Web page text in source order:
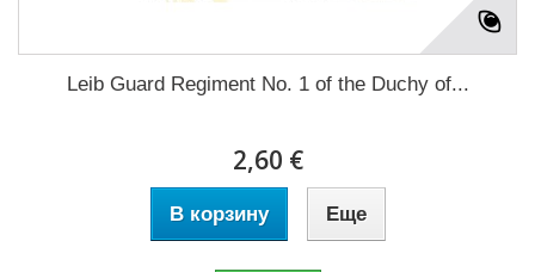
Leib Guard Regiment No. 1 of the Duchy of...
2,60 €
В корзину Еще